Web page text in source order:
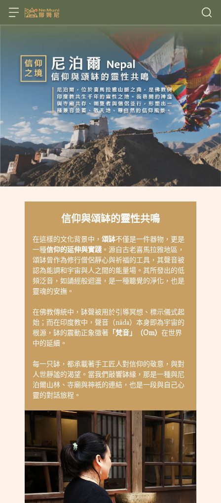
信仰與頌缽的靈性共鳴
在這樣的文化背景中， 頌缽不僅是一件器物，更是
一種信仰的延伸與實踐 。源自古老喜馬拉雅地區，
頌缽曾作為修行僧侶靜心與祈福的工具，其聲音被
認為能調和宇宙與人之間的能量場。其所發出的低
頻泛音，如誦經般迴盪，是一種聽覺的淨化，也是
靈魂的安撫。
在佛教傳統中，缽聲被用於引導冥想、標示儀式起
始；而在印度教中，聲音（nāda）本身即為宇宙的
根源，缽的震動正象徵著 「梵音」（Om） 在世界
中的延續。
每一只缽，都承載著手工匠人對信仰的敬意，與對
人世靜謐的渴望。當我們敲響缽緣，那是一種與尼
泊爾山林、寺廟與神祇的連結，也是一段與自己心
靈的對話旅程。